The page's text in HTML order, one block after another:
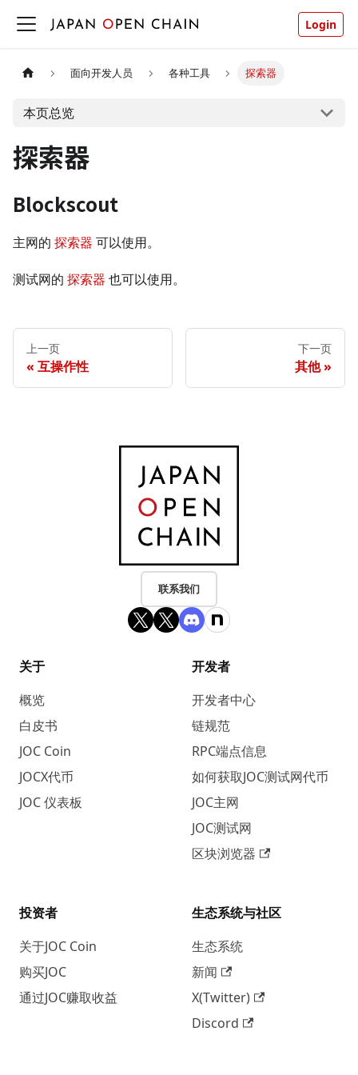
Login
面向开发人员 各种工具 探索器
本页总览
探索器
Blockscout
主网的 探索器 可以使用。
测试网的 探索器 也可以使用。
上一页
互操作性
下一页
其他
联系我们
关于
概览
白皮书
JOC Coin
JOCX代币
JOC 仪表板
开发者
开发者中心
链规范
RPC端点信息
如何获取JOC测试网代币
JOC主网
JOC测试网
区块浏览器
投资者
关于JOC Coin
购买JOC
通过JOC赚取收益
生态系统与社区
生态系统
新闻
X(Twitter)
Discord